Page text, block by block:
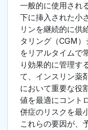
一般的に使用され
下に挿入された小
リンを継続的に供
タリング（CGM
をリアルタイムで
り効果的に管理す
て、インスリン薬
において重要な役
値を最適にコント
併症のリスクを最
これらの要因が、